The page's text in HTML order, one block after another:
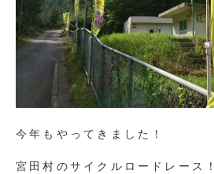
今年もやってきました！
宮田村のサイクルロードレース！